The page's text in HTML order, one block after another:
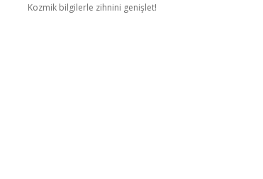
Kozmik bilgilerle zihnini genişlet!